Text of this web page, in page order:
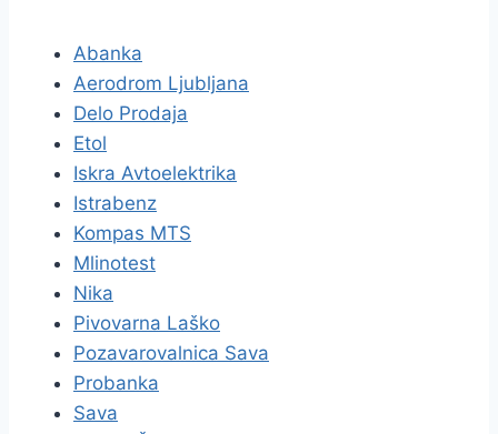
Abanka
Aerodrom Ljubljana
Delo Prodaja
Etol
Iskra Avtoelektrika
Istrabenz
Kompas MTS
Mlinotest
Nika
Pivovarna Laško
Pozavarovalnica Sava
Probanka
Sava